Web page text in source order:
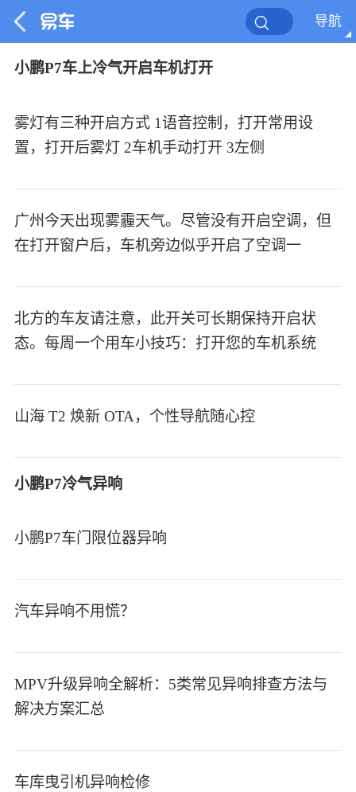
导航
小鹏P7车上冷气开启车机打开
雾灯有三种开启方式 1语音控制，打开常用设
置，打开后雾灯 2车机手动打开 3左侧
广州今天出现雾霾天气。尽管没有开启空调，但
在打开窗户后，车机旁边似乎开启了空调一
北方的车友请注意，此开关可长期保持开启状
态。每周一个用车小技巧：打开您的车机系统
山海 T2 焕新 OTA，个性导航随心控
小鹏P7冷气异响
小鹏P7车门限位器异响
汽车异响不用慌？
MPV升级异响全解析：5类常见异响排查方法与
解决方案汇总
车库曳引机异响检修